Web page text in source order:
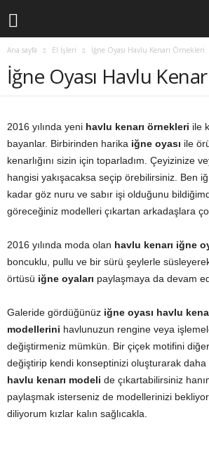
Ana sayfa El İşleri İğne Oyası Havlu Kenarı Örnekleri
İğne Oyası Havlu
2016 yılında yeni havlu kenarı örnekleri ile
bayanlar. Birbirinden harika iğne oyası ile
kenarlığını sizin için toparladım. Çeyizinize
hangisi yakışacaksa seçip örebilirsiniz. Ben
kadar göz nuru ve sabır işi olduğunu
göreceğiniz modelleri çıkartan arkadaşlara
2016 yılında moda olan havlu kenarı iğne
boncuklu, pullu ve bir sürü şeylerle
örtüsü iğne oyaları paylaşmaya da devam
Galeride gördüğünüz iğne oyası havlu
modellerini havlunuzun rengine veya
değiştirmeniz mümkün. Bir çiçek motifini
değiştirip kendi konseptinizi oluşturarak
havlu kenarı modeli de çıkartabilirsiniz
paylaşmak isterseniz de modellerinizi
diliyorum kızlar kalın sağlıcakla.